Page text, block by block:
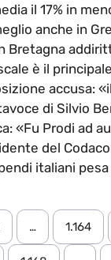
il 17% in
anche in
Bretagna
è il
accusa:
di Silvio
«Fu Prodi ad
del
italiani
… 1.164